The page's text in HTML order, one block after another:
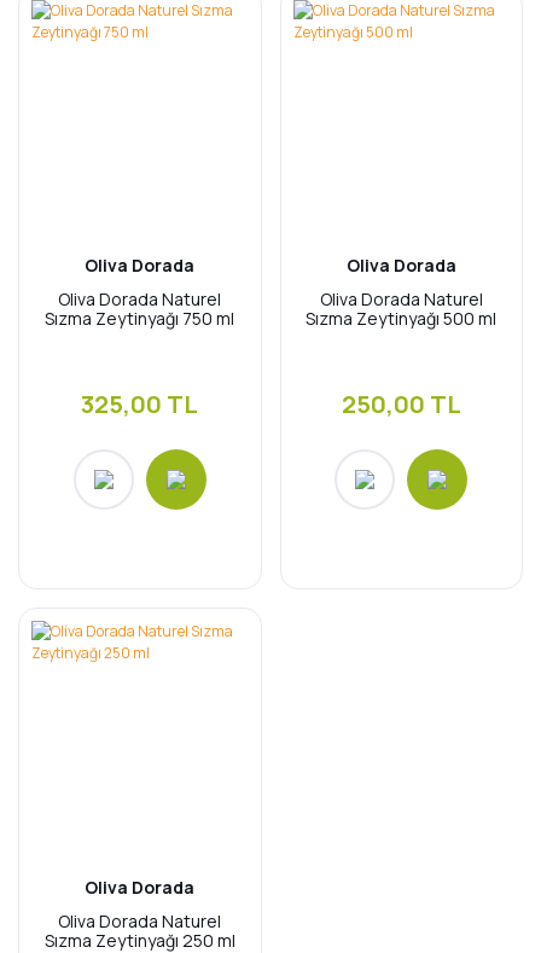
Oliva Dorada
Oliva Dorada Naturel
Sızma Zeytinyağı 750 ml
325,00 TL
Oliva Dorada
Oliva Dorada Naturel
Sızma Zeytinyağı 500 ml
250,00 TL
Oliva Dorada
Oliva Dorada Naturel
Sızma Zeytinyağı 250 ml